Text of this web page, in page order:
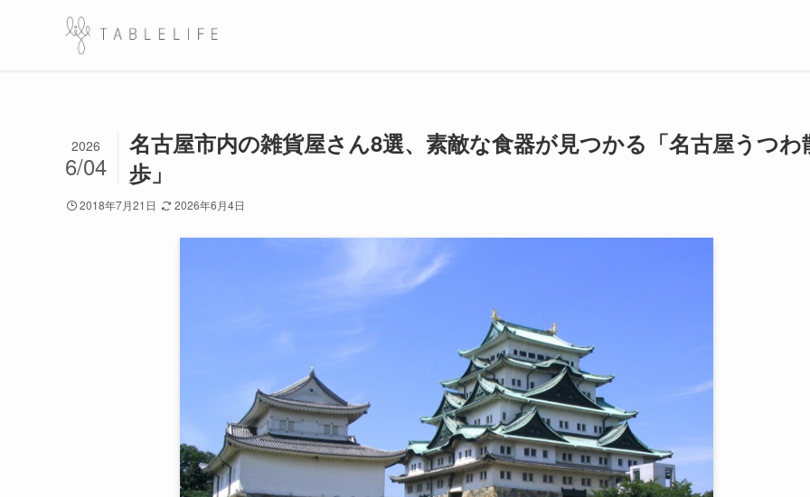
名古屋市内の雑貨屋さん8選、素敵な食器が見つかる「名古屋うつわ
歩」
2026
6/04
2018年7月21日 2026年6月4日